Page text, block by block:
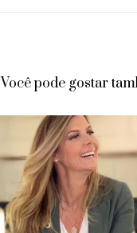
Você pode gostar